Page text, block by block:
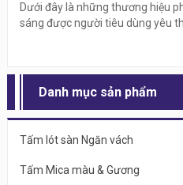
Dưới đây là những thương hiệu
sáng được người tiêu dùng yêu
Danh mục sản phẩm
Tấm lót sàn Ngăn vách
Tấm Mica màu & Gương